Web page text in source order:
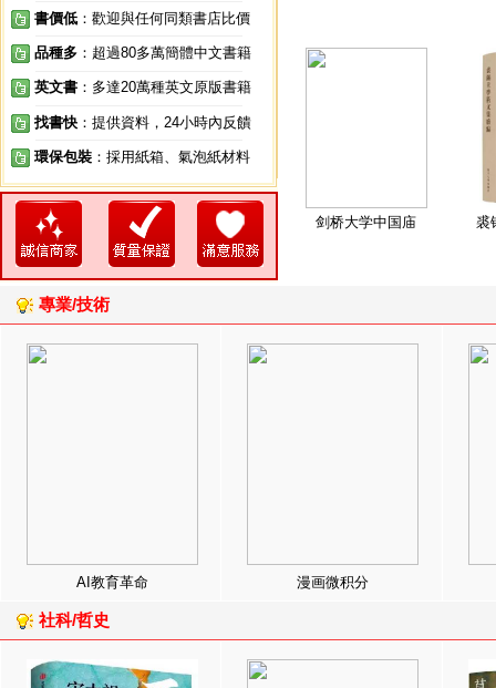
書價低 ：歡迎與任何同類書店比價
品種多 ：超過80多萬簡體中文書籍
英文書 ：多達20萬種英文原版書籍
找書快 ：提供資料，24小時內反饋
環保包裝 ：採用紙箱、氣泡紙材料
剑桥大学中国庙 裘
專業/技術
AI教育革命 漫画微积分
社科/哲史